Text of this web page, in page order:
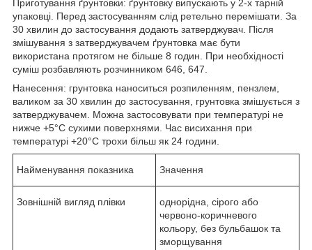
Приготування ґрунтовки: ґрунтовку випускають у 2-х тарній
упаковці. Перед застосуванням слід ретельно перемішати. За
30 хвилин до застосування додають затверджувач. Після
змішування з затверджувачем ґрунтовка має бути
використана протягом не більше 8 годин. При необхідності
суміш розбавляють розчинником 646, 647.
Нанесення: грунтовка наноситься розпиленням, пензлем,
валиком за 30 хвилин до застосування, грунтовка змішується з
затверджувачем. Можна застосовувати при температурі не
нижче +5°C сухими поверхнями. Час висихання при
температурі +20°С трохи більш як 24 години.
Найменування показника Значення
Зовнішній вигляд плівки
однорідна, сірого або
червоно-коричневого
кольору, без бульбашок та
зморщування